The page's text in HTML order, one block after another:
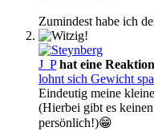
Zumindest habe ich
J_P hat eine
lohnt sich Gewicht
Eindeutig meine
(Hierbei gibt es
persönlich!)😁